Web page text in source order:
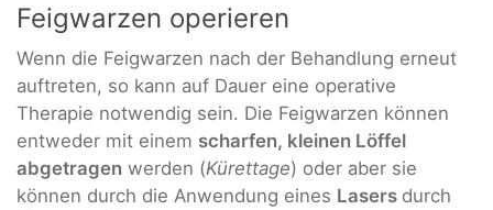
Feigwarzen operieren
Wenn die Feigwarzen nach der Behandlung erneut
auftreten, so kann auf Dauer eine operative
Therapie notwendig sein. Die Feigwarzen können
entweder mit einem scharfen, kleinen Löffel
abgetragen werden (Kürettage) oder aber sie
können durch die Anwendung eines Lasers durch